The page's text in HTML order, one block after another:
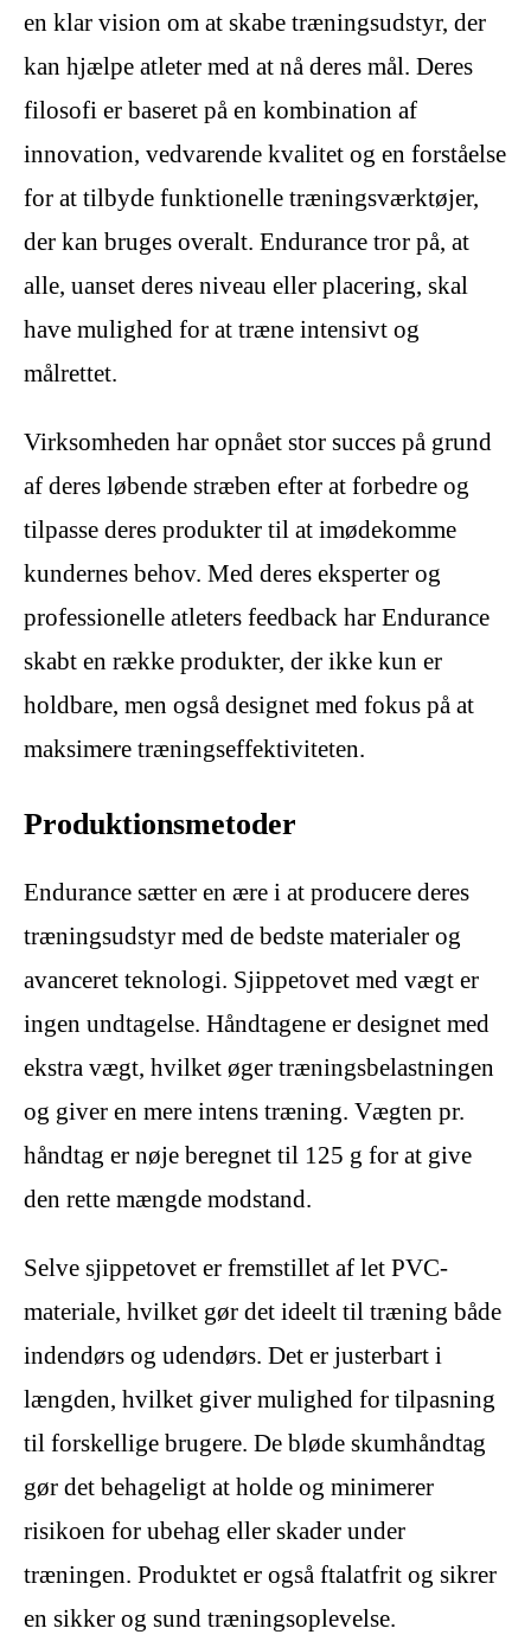
en klar vision om at skabe træningsudstyr, der
kan hjælpe atleter med at nå deres mål. Deres
filosofi er baseret på en kombination af
innovation, vedvarende kvalitet og en forståelse
for at tilbyde funktionelle træningsværktøjer,
der kan bruges overalt. Endurance tror på, at
alle, uanset deres niveau eller placering, skal
have mulighed for at træne intensivt og
målrettet.
Virksomheden har opnået stor succes på grund
af deres løbende stræben efter at forbedre og
tilpasse deres produkter til at imødekomme
kundernes behov. Med deres eksperter og
professionelle atleters feedback har Endurance
skabt en række produkter, der ikke kun er
holdbare, men også designet med fokus på at
maksimere træningseffektiviteten.
Produktionsmetoder
Endurance sætter en ære i at producere deres
træningsudstyr med de bedste materialer og
avanceret teknologi. Sjippetovet med vægt er
ingen undtagelse. Håndtagene er designet med
ekstra vægt, hvilket øger træningsbelastningen
og giver en mere intens træning. Vægten pr.
håndtag er nøje beregnet til 125 g for at give
den rette mængde modstand.
Selve sjippetovet er fremstillet af let PVC-
materiale, hvilket gør det ideelt til træning både
indendørs og udendørs. Det er justerbart i
længden, hvilket giver mulighed for tilpasning
til forskellige brugere. De bløde skumhåndtag
gør det behageligt at holde og minimerer
risikoen for ubehag eller skader under
træningen. Produktet er også ftalatfrit og sikrer
en sikker og sund træningsoplevelse.